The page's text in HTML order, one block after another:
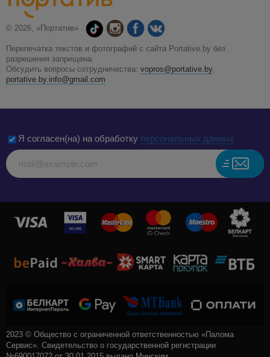
© 2026, «Портатив»
Перепечатка текстов и фотографий с сайта Portative.by без
разрешения запрещена.
Обсудить вопросы сотрудничества: vopros@portative.by,
portative.by.info@gmail.com
Я согласен(на) на обработку персональных данных
2023 © Общество с ограниченной ответственностью «Палома
Сервис». Свидетельство о государственной регистрации